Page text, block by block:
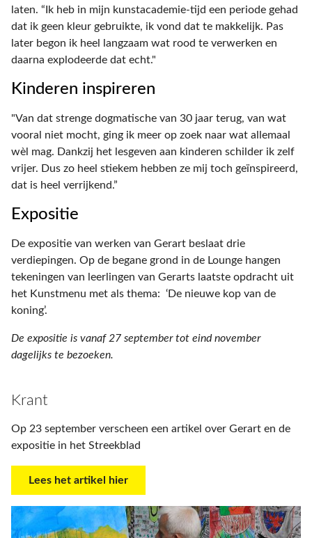
laten. “Ik heb in mijn kunstacademie-tijd een periode gehad
dat ik geen kleur gebruikte, ik vond dat te makkelijk. Pas
later begon ik heel langzaam wat rood te verwerken en
daarna explodeerde dat echt."
Kinderen inspireren
"Van dat strenge dogmatische van 30 jaar terug, van wat
vooral niet mocht, ging ik meer op zoek naar wat allemaal
wèl mag. Dankzij het lesgeven aan kinderen schilder ik zelf
vrijer. Dus zo heel stiekem hebben ze mij toch geïnspireerd,
dat is heel verrijkend.”
Expositie
De expositie van werken van Gerart beslaat drie
verdiepingen. Op de begane grond in de Lounge hangen
tekeningen van leerlingen van Gerarts laatste opdracht uit
het Kunstmenu met als thema: ‘De nieuwe kop van de
koning’.
De expositie is vanaf 27 september tot eind november
dagelijks te bezoeken.
Krant
Op 23 september verscheen een artikel over Gerart en de
expositie in het Streekblad
Lees het artikel hier